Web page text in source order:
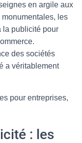
en argile aux
les
la publicité pour
des sociétés
a véritablement
pour entreprises,
: les